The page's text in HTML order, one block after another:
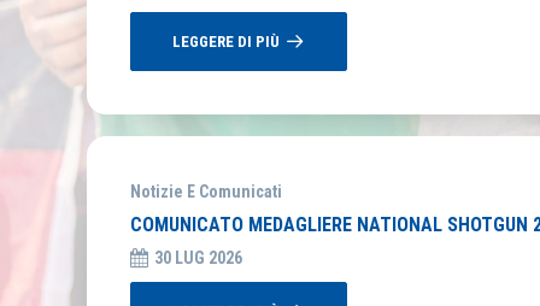
LEGGERE DI PIÙ
Notizie E Comunicati
COMUNICATO MEDAGLIERE NATIONAL SHOTGUN
30 LUG 2026